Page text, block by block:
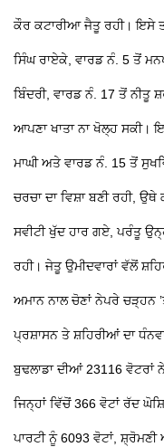
ਕੌਰ ਕਟਾਰੀਆ ਜੈਤੂ ਰਹੀ। ਇਸੇ
ਸਿੰਘ ਰਾਏਕੇ, ਵਾਰਡ ਨੰ. 5 ਤੋਂ
ਬਿੰਦਰੀ, ਵਾਰਡ ਨੰ. 17 ਤੋਂ ਨੀਤੂ
ਆਪਣਾ ਖਾਤਾ ਨਾ ਖੋਲ੍ਹ ਸਕੀ।
ਮਾਘੀ ਅਤੇ ਵਾਰਡ ਨੰ. 15 ਤੋਂ
ਚਰਚਾ ਦਾ ਵਿਸ਼ਾ ਬਣੀ ਰਹੀ,
ਸਵੀਟੀ ਖੁੱਦ ਹਾਰ ਗਏ, ਪਰੰਤੂ
ਰਹੀ। ਜੇਤੂ ਉਮੀਦਵਾਰਾਂ ਵੱਲੋਂ
ਅਮਾਨ ਨਾਲ ਚੋਣਾਂ ਨੇਪਰੇ ਚੜ੍ਹਨ
ਪ੍ਰਸ਼ਾਸਨ ਤੇ ਸ਼ਹਿਰੀਆਂ ਦਾ
ਬੁਢਲਾਡਾ ਦੀਆਂ 23116 ਵੋਟਰਾਂ
ਜਿਨ੍ਹਾਂ ਵਿੱਚੋਂ 366 ਵੋਟਾਂ ਰੱਦ
ਪਾਰਟੀ ਨੂੰ 6093 ਵੋਟਾਂ,